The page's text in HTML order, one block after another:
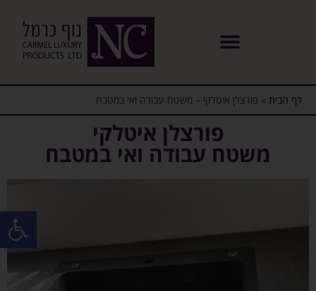
פתח
דף הבית » פורצלן איטלקי – משטח עבודה ואי במטבח
פורצלן איטלקי
משטח עבודה ואי במטבח